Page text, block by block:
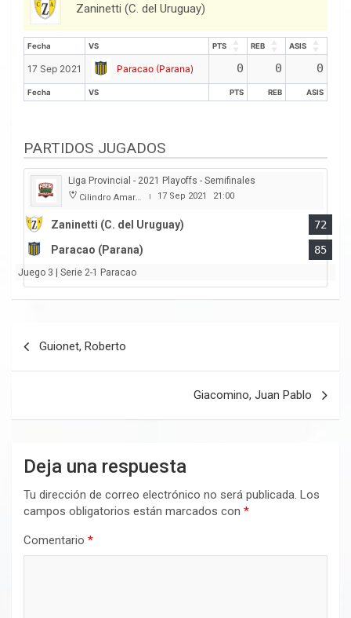
Zaninetti (C. del Uruguay)
Fecha VS PTS REB
ASIS
VS
Fecha VS PTS REB ASIS
17 Sep 2021 Paracao (Parana) 0 0 0
Fecha VS PTS REB ASIS
PARTIDOS JUGADOS
Liga Provincial - 2021 Playoffs - Semifinales
Cilindro Amarillo | 17 Sep 2021 21:00
Zaninetti (C. del Uruguay)
72
Paracao (Parana)
85
Juego 3 | Serie 2-1 Paracao
Guionet, Roberto
Giacomino, Juan Pablo
Deja una respuesta
Tu dirección de correo electrónico no será publicada. Los
campos obligatorios están marcados con *
Comentario *